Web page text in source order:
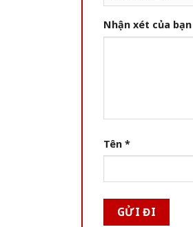
Nhận xét của bạn
Tên *